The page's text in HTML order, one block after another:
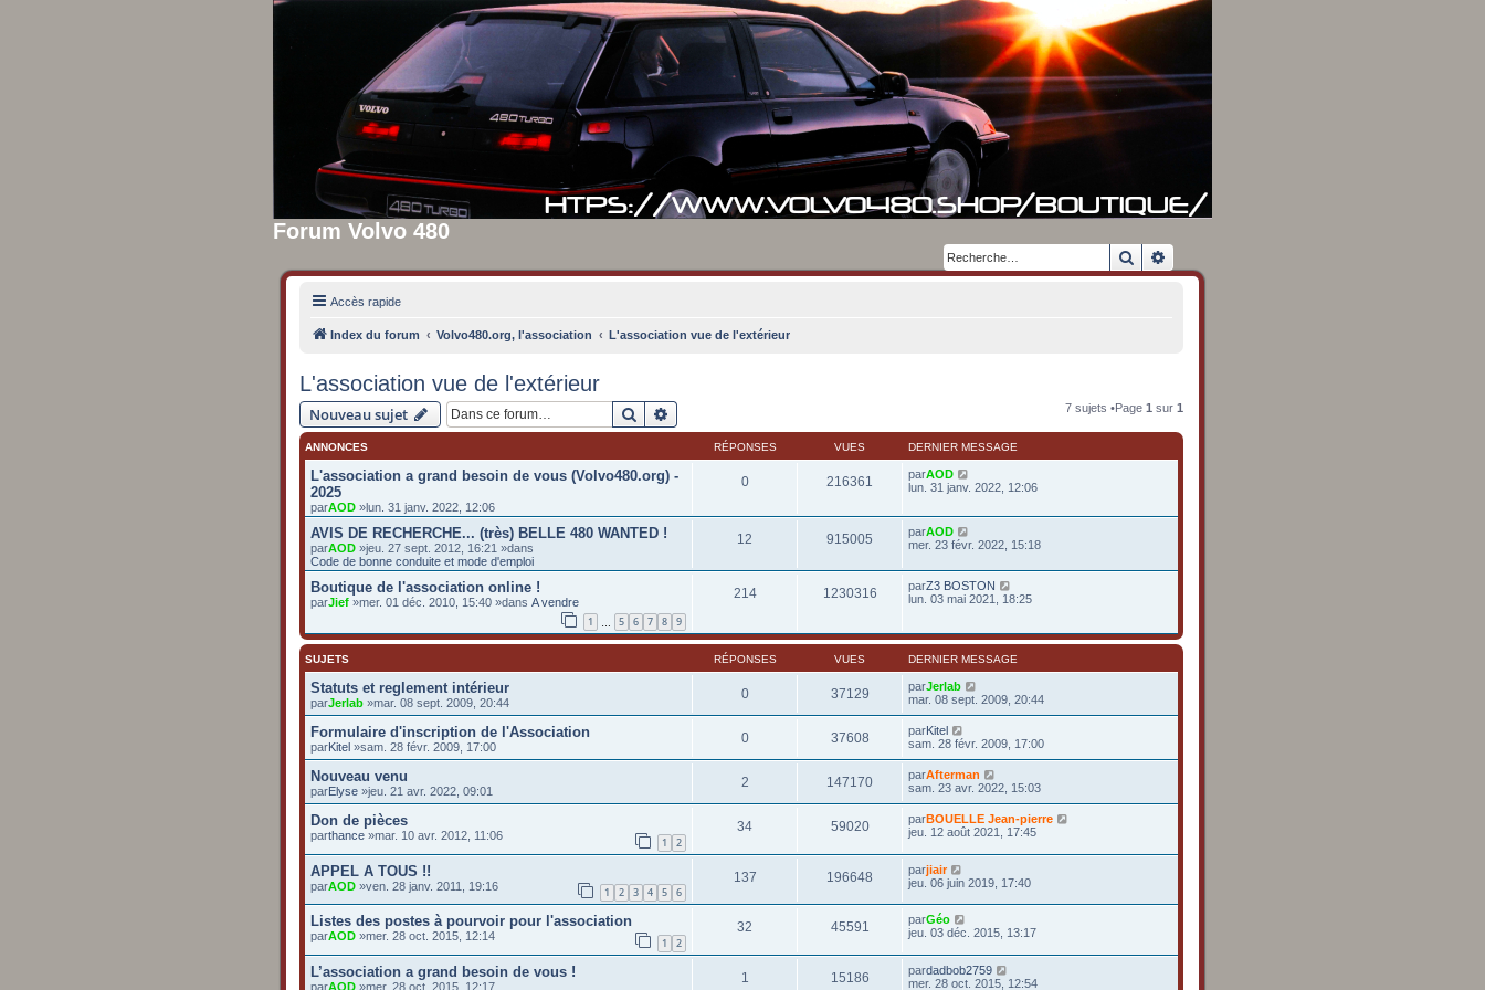
Forum Volvo 480
Rechercher
Accès rapide
Index du forum Volvo480.org, l'association L'association vue de l'extérieur
L'association vue de l'extérieur
Nouveau sujet Rechercher 7 sujets •Page 1 sur 1
ANNONCES RÉPONSES VUES DERNIER MESSAGE
L'association a grand besoin de vous (Volvo480.org) -
2025
parAOD »lun. 31 janv. 2022, 12:06
0 216361 parAOD
lun. 31 janv. 2022, 12:06
AVIS DE RECHERCHE... (très) BELLE 480 WANTED !
parAOD »jeu. 27 sept. 2012, 16:21 »dans
Code de bonne conduite et mode d'emploi
12 915005 parAOD
mer. 23 févr. 2022, 15:18
Boutique de l'association online !
parJief »mer. 01 déc. 2010, 15:40 »dans A vendre
1 … 5 6 7 8 9
214 1230316 parZ3 BOSTON
lun. 03 mai 2021, 18:25
SUJETS RÉPONSES VUES DERNIER MESSAGE
Statuts et reglement intérieur
parJerlab »mar. 08 sept. 2009, 20:44
0 37129 parJerlab
mar. 08 sept. 2009, 20:44
Formulaire d'inscription de l'Association
parKitel »sam. 28 févr. 2009, 17:00
0 37608 parKitel
sam. 28 févr. 2009, 17:00
Nouveau venu
parElyse »jeu. 21 avr. 2022, 09:01
2 147170 parAfterman
sam. 23 avr. 2022, 15:03
Don de pièces
parthance »mar. 10 avr. 2012, 11:06 1 2
34 59020 parBOUELLE Jean-pierre
jeu. 12 août 2021, 17:45
APPEL A TOUS !!
parAOD »ven. 28 janv. 2011, 19:16 1 2 3 4 5 6
137 196648 parjiair
jeu. 06 juin 2019, 17:40
Listes des postes à pourvoir pour l'association
parAOD »mer. 28 oct. 2015, 12:14 1 2
32 45591 parGéo
jeu. 03 déc. 2015, 13:17
L’association a grand besoin de vous !
parAOD »mer. 28 oct. 2015, 12:17
1 15186 pardadbob2759
mer. 28 oct. 2015, 12:54